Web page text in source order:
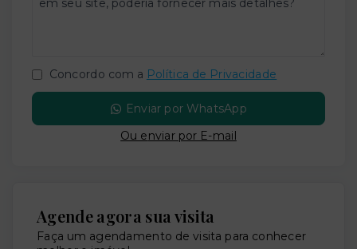
Concordo com a Política de Privacidade
Enviar por WhatsApp
Ou enviar por E-mail
Agende agora sua visita
Faça um agendamento de visita para conhecer